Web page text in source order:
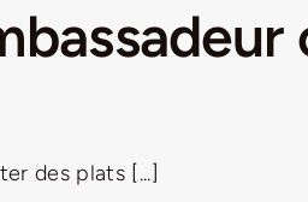
des plats [...]